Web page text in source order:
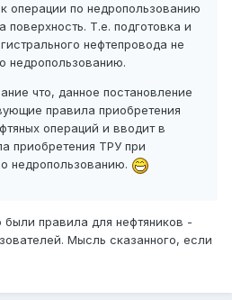
операции по недропользованию
поверхность. Т.е. подготовка и
нефтепровода не
недропользованию.
что, данное постановление
правила приобретения
операций и вводит в
приобретения ТРУ при
недропользованию.
были правила для нефтяников -
Мысль сказанного, если